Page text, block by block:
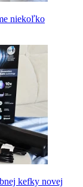
niekoľko
kefky novej